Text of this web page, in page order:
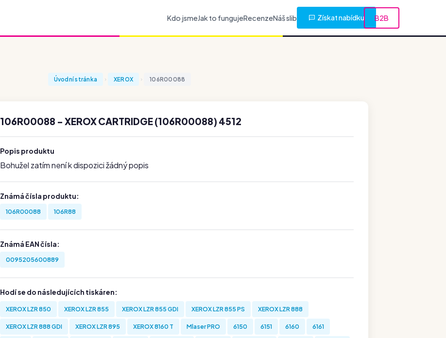
Kdo jsmeJak to fungujeRecenzeNáš slib Získat nabídku B2B
Úvodní stránka XEROX 106R00088
106R00088 - XEROX CARTRIDGE (106R00088) 4512
Popis produktu
Bohužel zatím není k dispozici žádný popis
Známá čísla produktu:
106R00088 106R88
Známá EAN čísla:
0095205600889
Hodí se do následujících tiskáren:
XEROX LZR 850 XEROX LZR 855 XEROX LZR 855 GDI XEROX LZR 855 PS XEROX LZR 888
XEROX LZR 888 GDI XEROX LZR 895 XEROX 8160 T Mlaser PRO 6150 6151 6160 6161